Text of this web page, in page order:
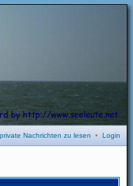
Nachrichten zu lesen • Login